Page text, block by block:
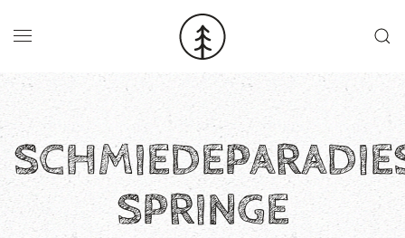
Skip to main content
SPRINGE